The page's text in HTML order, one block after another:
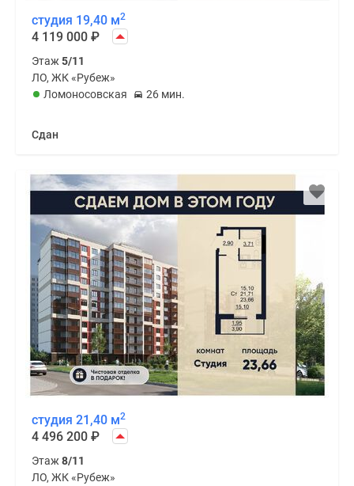
студия 19,40 м2
4 119 000 ₽
Этаж 5/11
ЛО, ЖК «Рубеж»
Ломоносовская
26 мин.
Сдан
студия 21,40 м2
4 496 200 ₽
Этаж 8/11
ЛО, ЖК «Рубеж»